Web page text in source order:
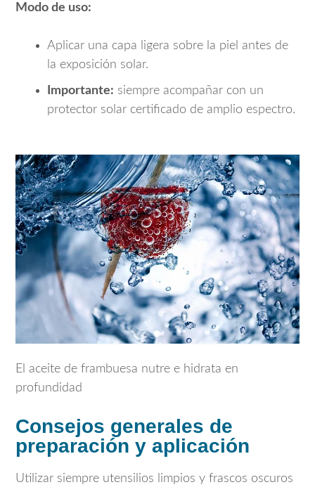
Modo de uso:
Aplicar una capa ligera sobre la piel antes de
la exposición solar.
Importante: siempre acompañar con un
protector solar certificado de amplio espectro.
El aceite de frambuesa nutre e hidrata en
profundidad
Consejos generales de
preparación y aplicación
Utilizar siempre utensilios limpios y frascos oscuros